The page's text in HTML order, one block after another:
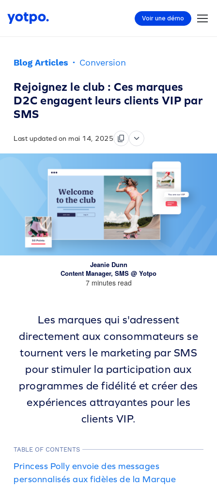
Voir une démo
Blog Articles · Conversion
Rejoignez le club : Ces marques
D2C engagent leurs clients VIP par
SMS
Last updated on mai 14, 2025
Jeanie Dunn
Content Manager, SMS @ Yotpo
7 minutes read
Les marques qui s'adressent
directement aux consommateurs se
tournent vers le marketing par SMS
pour stimuler la participation aux
programmes de fidélité et créer des
expériences attrayantes pour les
clients VIP.
TABLE OF CONTENTS
Princess Polly envoie des messages
personnalisés aux fidèles de la Marque